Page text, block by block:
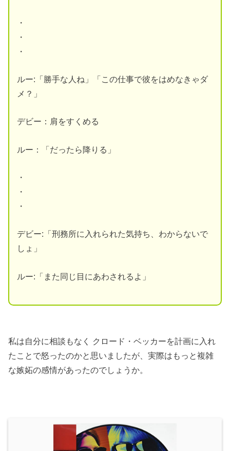
・
・
・
ルー:「勝手な人ね」「この仕事で彼をはめなきゃダ
メ？」
デビー：肩をすくめる
ルー：「だったら降りる」
・
・
・
デビー:「刑務所に入れられた気持ち、わからないで
しょ」
ルー:「また同じ目にあわされるよ」
私は自分に相談もなく クロード・ベッカーを計画に入れ
たことで怒ったのかと思いましたが、実際はもっと複雑
な嫉妬の感情があったのでしょうか。